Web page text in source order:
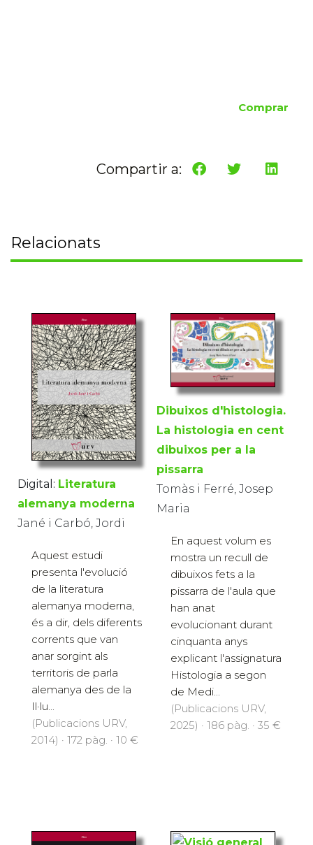
Comprar
Compartir a:
Relacionats
Digital: Literatura
alemanya moderna
Jané i Carbó, Jordi
Aquest estudi
presenta l'evolució
de la literatura
alemanya moderna,
és a dir, dels diferents
corrents que van
anar sorgint als
territoris de parla
alemanya des de la
Il·lu...
(Publicacions URV,
2014) · 172 pàg. · 10 €
Dibuixos d'histologia.
La histologia en cent
dibuixos per a la
pissarra
Tomàs i Ferré, Josep
Maria
En aquest volum es
mostra un recull de
dibuixos fets a la
pissarra de l'aula que
han anat
evolucionant durant
cinquanta anys
explicant l'assignatura
Histologia a segon
de Medi...
(Publicacions URV,
2025) · 186 pàg. · 35 €